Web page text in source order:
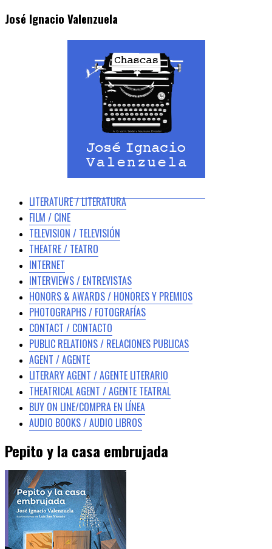
José Ignacio Valenzuela
LITERATURE / LITERATURA
FILM / CINE
TELEVISION / TELEVISIÓN
THEATRE / TEATRO
INTERNET
INTERVIEWS / ENTREVISTAS
HONORS & AWARDS / HONORES Y PREMIOS
PHOTOGRAPHS / FOTOGRAFÍAS
CONTACT / CONTACTO
PUBLIC RELATIONS / RELACIONES PUBLICAS
AGENT / AGENTE
LITERARY AGENT / AGENTE LITERARIO
THEATRICAL AGENT / AGENTE TEATRAL
BUY ON LINE/COMPRA EN LÍNEA
AUDIO BOOKS / AUDIO LIBROS
Pepito y la casa embrujada